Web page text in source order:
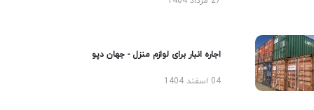
اجاره انبار برای لوازم منزل - جهان دپو
04 اسفند 1404